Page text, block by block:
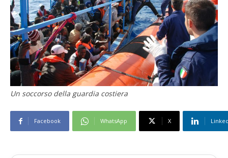
Un soccorso della guardia costiera
Facebook WhatsApp X